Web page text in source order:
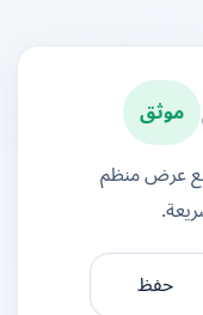
منظم